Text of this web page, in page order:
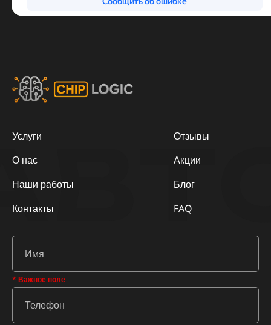
Услуги
О нас
Наши работы
Контакты
Отзывы
Акции
Блог
FAQ
* Важное поле